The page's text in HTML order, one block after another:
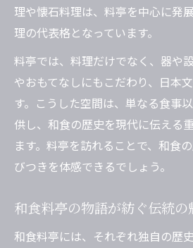
理や懐石料理は、料亭を中心に発
理の代表格となっています。
料亭では、料理だけでなく、器や
やおもてなしにもこだわり、日本
す。こうした空間は、単なる食事
供し、和食の歴史を現代に伝える
ます。料亭を訪れることで、和食
びつきを体感できるでしょう。
和食料亭の物語が紡ぐ伝統の
和食料亭には、それぞれ独自の歴